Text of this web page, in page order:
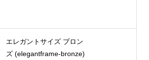
エレガントサイズ ブロン
ズ (elegantframe-bronze)